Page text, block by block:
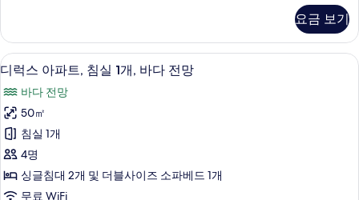
개
사
진
모
두
보
기
파
트,
침
실
개
자
세
히
보
기
요금 보기
디
럭
스
아
파
트,
침
1 개의 침실, 객실 내 금고, 암막 커튼,
7
디럭스 아파트, 침실 1개, 바다 전망
바다 전망
50㎡
침실 1개
4명
싱글침대 2개 및 더블사이즈 소파베드 1개
무료 WiFi